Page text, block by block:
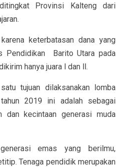
Provinsi Kalteng dari
keterbatasan dana yang
Pendidikan Barito Utara pada
hanya juara l dan ll.
tujuan dilaksanakan lomba
2019 ini adalah sebagai
dan kecintaan generasi muda
emas yang berilmu,
Tenaga pendidik merupakan